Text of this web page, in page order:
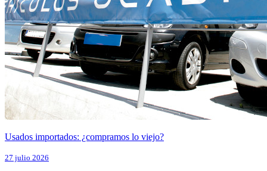
Usados importados: ¿compramos lo viejo?
27 julio 2026